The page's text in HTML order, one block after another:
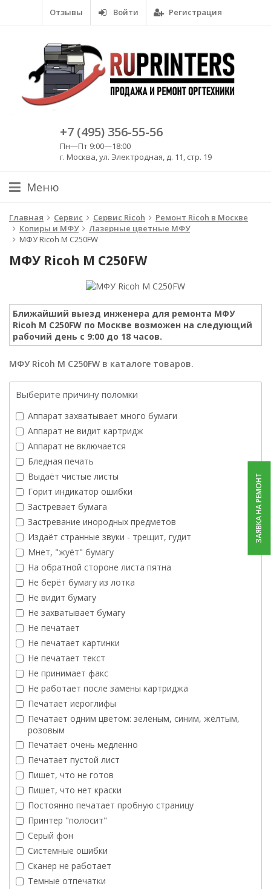
Отзывы Войти Регистрация
+7 (495) 356-55-56
Пн—Пт 9:00—18:00
г. Москва, ул. Электродная, д. 11, стр. 19
Меню
Главная Сервис Сервис Ricoh
Ремонт Ricoh в Москве
Копиры и МФУ
Лазерные цветные МФУ
МФУ Ricoh M C250FW
МФУ Ricoh M C250FW
Ближайший выезд инженера для ремонта МФУ
Ricoh M C250FW по Москве возможен на следующий
рабочий день с 9:00 до 18 часов.
МФУ Ricoh M C250FW в каталоге товаров.
Выберите причину поломки
Аппарат захватывает много бумаги
Аппарат не видит картридж
Аппарат не включается
Бледная печать
Выдаёт чистые листы
Горит индикатор ошибки
Застревает бумага
Застревание инородных предметов
Издаёт странные звуки - трещит, гудит
Мнет, "жуёт" бумагу
На обратной стороне листа пятна
Не берёт бумагу из лотка
Не видит бумагу
Не захватывает бумагу
Не печатает
Не печатает картинки
Не печатает текст
Не принимает факс
Не работает после замены картриджа
Печатает иероглифы
Печатает одним цветом: зелёным, синим, жёлтым,
розовым
Печатает очень медленно
Печатает пустой лист
Пишет, что не готов
Пишет, что нет краски
Постоянно печатает пробную страницу
Принтер "полосит"
Серый фон
Системные ошибки
Сканер не работает
Темные отпечатки
ЗАЯВКА НА РЕМОНТ